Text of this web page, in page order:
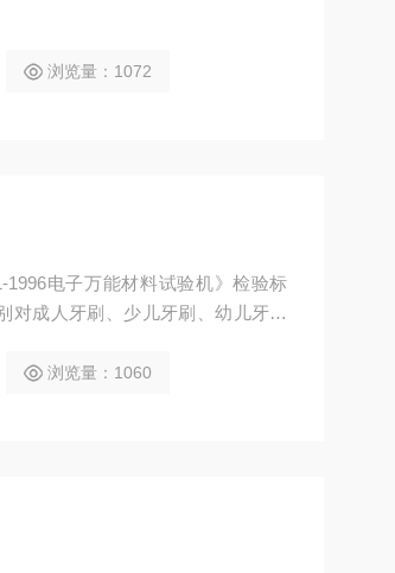
浏览量：1072
电子万能材料试验机》检验标
对成人牙刷、少儿牙刷、幼儿牙刷
浏览量：1060